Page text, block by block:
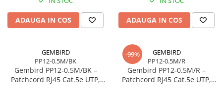
Imprimante Large Format Printer
(LFP)
Plottere & Scannere
Scannere
Scannere Documente
Caști & Microfoane
Microfoane & Reportofoane
Display & signage
Ecrane Digital Signage
Memorii RAM
Memorii Laptop
Surse de alimentare
Surse de Alimentare PC
Ventilatoare & Sisteme de Răcire
Hub-uri USB
Genți & Rucsacuri
Rucsacuri & Genți Laptop
Kit-uri Tastatura si Mouse
ADAUGA IN COS ADAUGA IN COS
GEMBIRD
PP12-0.5M/BK
Gembird PP12‑0.5M/BK –
Patchcord RJ45 Cat.5e UTP,
-99%
GEMBIRD
PP12-0.5M/R
Gembird PP12‑0.5M/R –
Patchcord RJ45 Cat.5e UTP,